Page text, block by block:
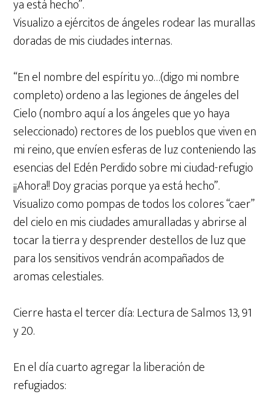
ya está hecho”.
Visualizo a ejércitos de ángeles rodear las murallas
doradas de mis ciudades internas.
“En el nombre del espíritu yo…(digo mi nombre
completo) ordeno a las legiones de ángeles del
Cielo (nombro aquí a los ángeles que yo haya
seleccionado) rectores de los pueblos que viven en
mi reino, que envíen esferas de luz conteniendo las
esencias del Edén Perdido sobre mi ciudad-refugio
¡¡Ahora!! Doy gracias porque ya está hecho”.
Visualizo como pompas de todos los colores “caer”
del cielo en mis ciudades amuralladas y abrirse al
tocar la tierra y desprender destellos de luz que
para los sensitivos vendrán acompañados de
aromas celestiales.
Cierre hasta el tercer día: Lectura de Salmos 13, 91
y 20.
En el día cuarto agregar la liberación de
refugiados: